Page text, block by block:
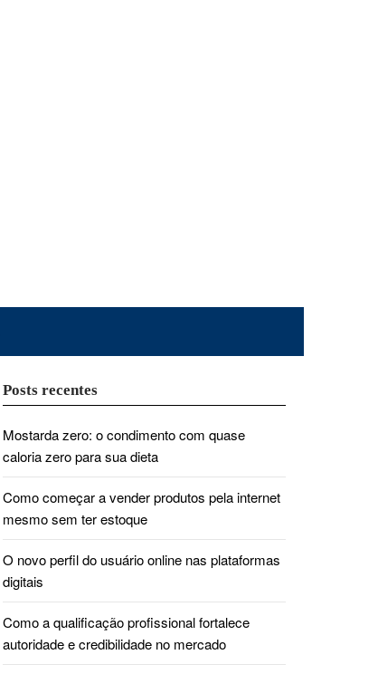
Posts recentes
Mostarda zero: o condimento com quase
caloria zero para sua dieta
Como começar a vender produtos pela internet
mesmo sem ter estoque
O novo perfil do usuário online nas plataformas
digitais
Como a qualificação profissional fortalece
autoridade e credibilidade no mercado